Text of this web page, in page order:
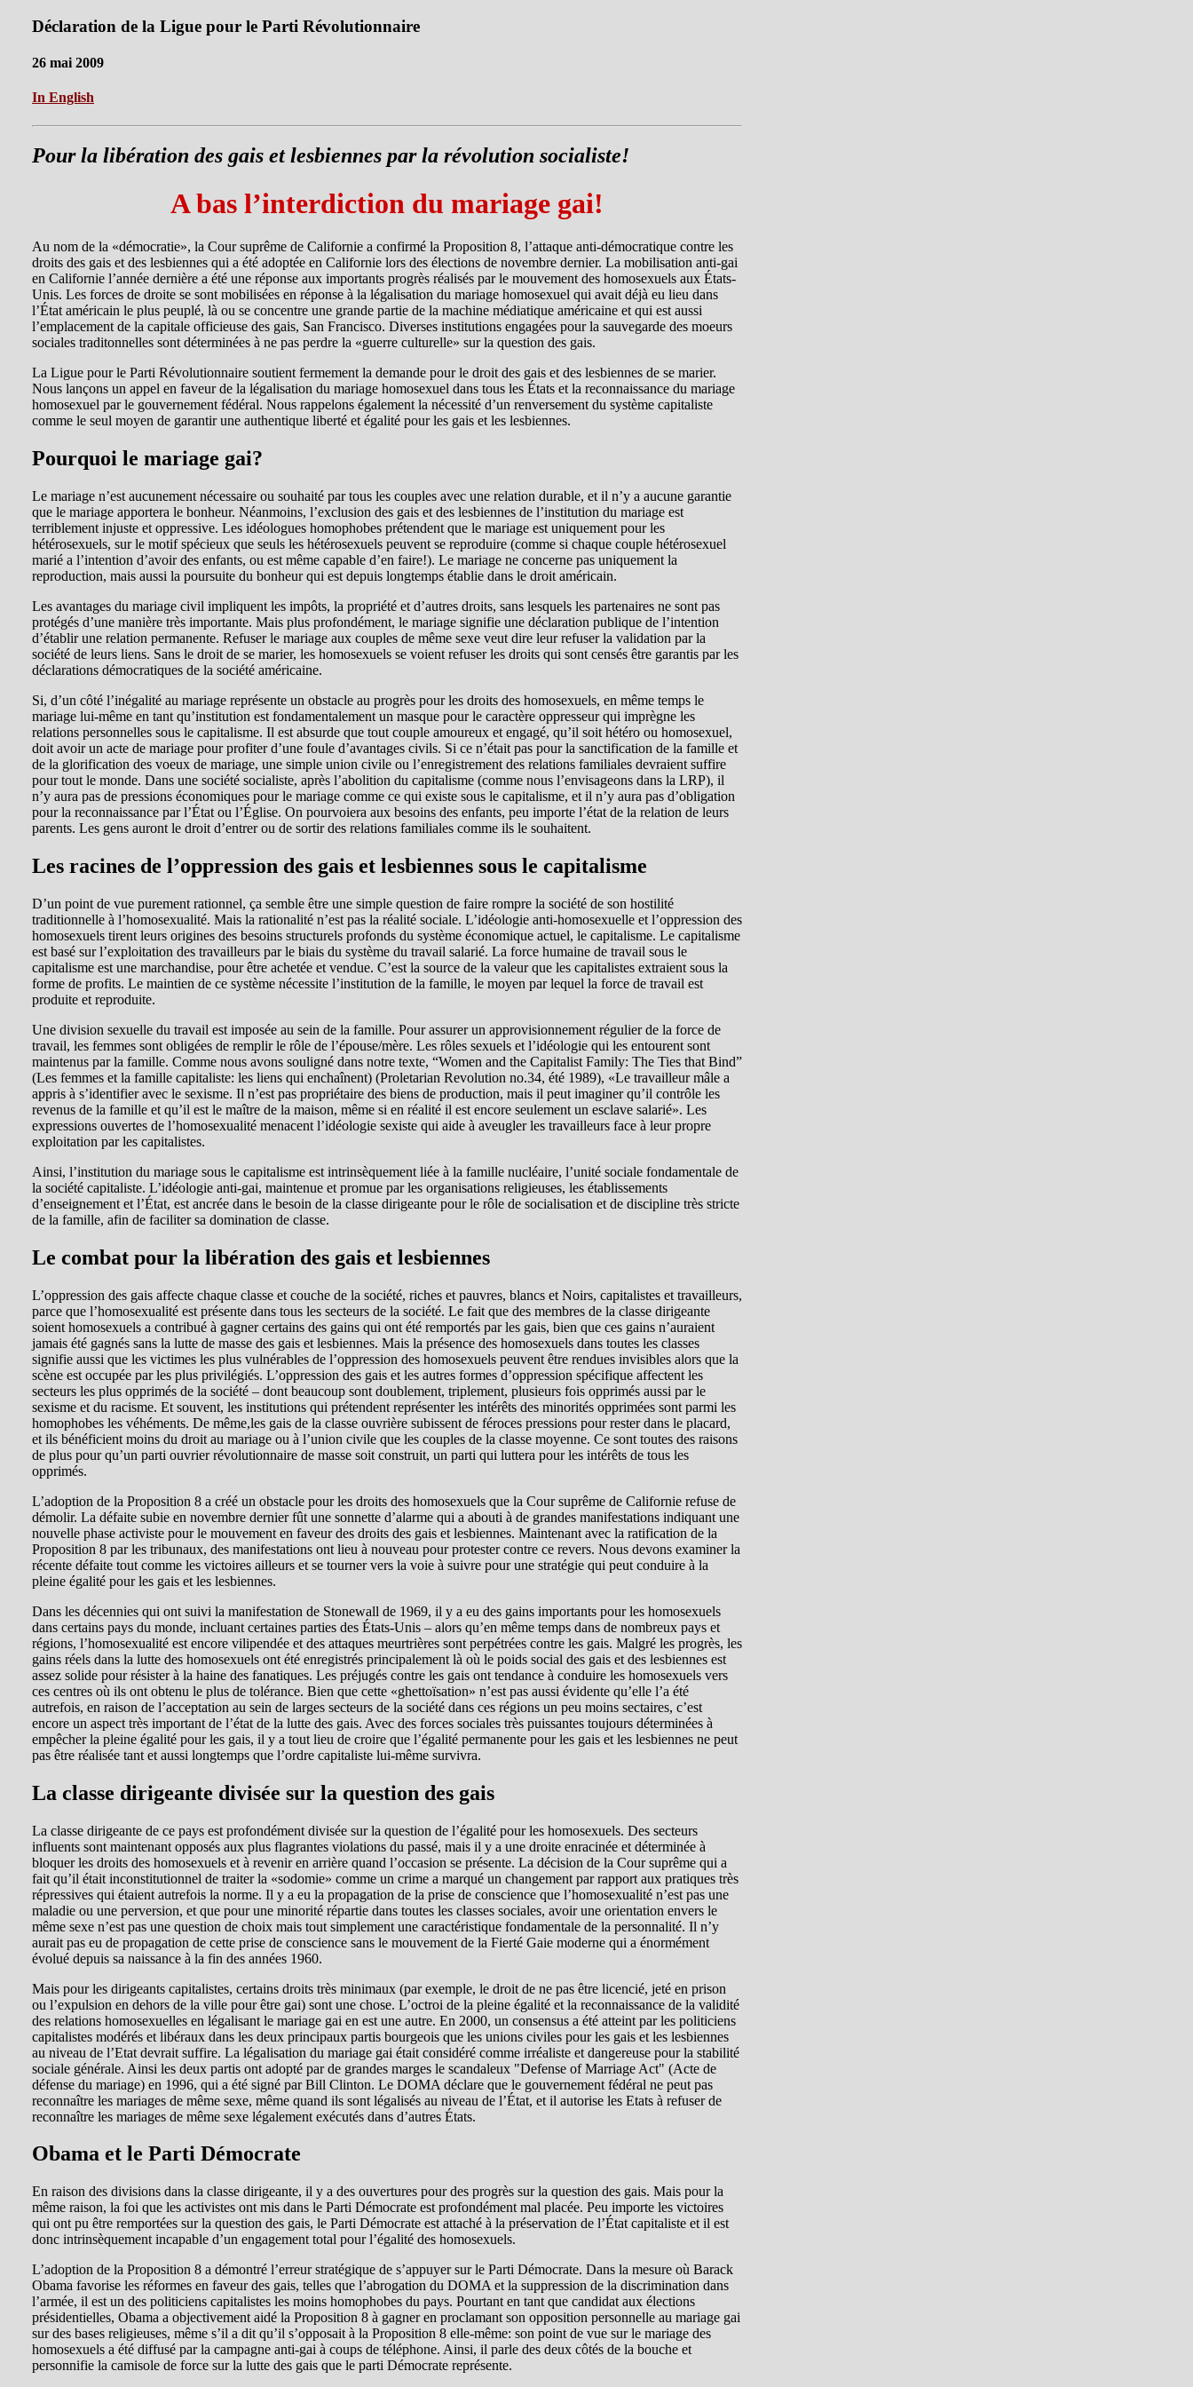
Déclaration de la Ligue pour le Parti Révolutionnaire
26 mai 2009
In English
Pour la libération des gais et lesbiennes par la révolution socialiste!
A bas l’interdiction du mariage gai!
Au nom de la «démocratie», la Cour suprême de Californie a confirmé la Proposition 8, l’attaque anti-démocratique contre les
droits des gais et des lesbiennes qui a été adoptée en Californie lors des élections de novembre dernier. La mobilisation anti-gai
en Californie l’année dernière a été une réponse aux importants progrès réalisés par le mouvement des homosexuels aux États-
Unis. Les forces de droite se sont mobilisées en réponse à la légalisation du mariage homosexuel qui avait déjà eu lieu dans
l’État américain le plus peuplé, là ou se concentre une grande partie de la machine médiatique américaine et qui est aussi
l’emplacement de la capitale officieuse des gais, San Francisco. Diverses institutions engagées pour la sauvegarde des moeurs
sociales traditonnelles sont déterminées à ne pas perdre la «guerre culturelle» sur la question des gais.
La Ligue pour le Parti Révolutionnaire soutient fermement la demande pour le droit des gais et des lesbiennes de se marier.
Nous lançons un appel en faveur de la légalisation du mariage homosexuel dans tous les États et la reconnaissance du mariage
homosexuel par le gouvernement fédéral. Nous rappelons également la nécessité d’un renversement du système capitaliste
comme le seul moyen de garantir une authentique liberté et égalité pour les gais et les lesbiennes.
Pourquoi le mariage gai?
Le mariage n’est aucunement nécessaire ou souhaité par tous les couples avec une relation durable, et il n’y a aucune garantie
que le mariage apportera le bonheur. Néanmoins, l’exclusion des gais et des lesbiennes de l’institution du mariage est
terriblement injuste et oppressive. Les idéologues homophobes prétendent que le mariage est uniquement pour les
hétérosexuels, sur le motif spécieux que seuls les hétérosexuels peuvent se reproduire (comme si chaque couple hétérosexuel
marié a l’intention d’avoir des enfants, ou est même capable d’en faire!). Le mariage ne concerne pas uniquement la
reproduction, mais aussi la poursuite du bonheur qui est depuis longtemps établie dans le droit américain.
Les avantages du mariage civil impliquent les impôts, la propriété et d’autres droits, sans lesquels les partenaires ne sont pas
protégés d’une manière très importante. Mais plus profondément, le mariage signifie une déclaration publique de l’intention
d’établir une relation permanente. Refuser le mariage aux couples de même sexe veut dire leur refuser la validation par la
société de leurs liens. Sans le droit de se marier, les homosexuels se voient refuser les droits qui sont censés être garantis par les
déclarations démocratiques de la société américaine.
Si, d’un côté l’inégalité au mariage représente un obstacle au progrès pour les droits des homosexuels, en même temps le
mariage lui-même en tant qu’institution est fondamentalement un masque pour le caractère oppresseur qui imprègne les
relations personnelles sous le capitalisme. Il est absurde que tout couple amoureux et engagé, qu’il soit hétéro ou homosexuel,
doit avoir un acte de mariage pour profiter d’une foule d’avantages civils. Si ce n’était pas pour la sanctification de la famille et
de la glorification des voeux de mariage, une simple union civile ou l’enregistrement des relations familiales devraient suffire
pour tout le monde. Dans une société socialiste, après l’abolition du capitalisme (comme nous l’envisageons dans la LRP), il
n’y aura pas de pressions économiques pour le mariage comme ce qui existe sous le capitalisme, et il n’y aura pas d’obligation
pour la reconnaissance par l’État ou l’Église. On pourvoiera aux besoins des enfants, peu importe l’état de la relation de leurs
parents. Les gens auront le droit d’entrer ou de sortir des relations familiales comme ils le souhaitent.
Les racines de l’oppression des gais et lesbiennes sous le capitalisme
D’un point de vue purement rationnel, ça semble être une simple question de faire rompre la société de son hostilité
traditionnelle à l’homosexualité. Mais la rationalité n’est pas la réalité sociale. L’idéologie anti-homosexuelle et l’oppression des
homosexuels tirent leurs origines des besoins structurels profonds du système économique actuel, le capitalisme. Le capitalisme
est basé sur l’exploitation des travailleurs par le biais du système du travail salarié. La force humaine de travail sous le
capitalisme est une marchandise, pour être achetée et vendue. C’est la source de la valeur que les capitalistes extraient sous la
forme de profits. Le maintien de ce système nécessite l’institution de la famille, le moyen par lequel la force de travail est
produite et reproduite.
Une division sexuelle du travail est imposée au sein de la famille. Pour assurer un approvisionnement régulier de la force de
travail, les femmes sont obligées de remplir le rôle de l’épouse/mère. Les rôles sexuels et l’idéologie qui les entourent sont
maintenus par la famille. Comme nous avons souligné dans notre texte, “Women and the Capitalist Family: The Ties that Bind”
(Les femmes et la famille capitaliste: les liens qui enchaînent) (Proletarian Revolution no.34, été 1989), «Le travailleur mâle a
appris à s’identifier avec le sexisme. Il n’est pas propriétaire des biens de production, mais il peut imaginer qu’il contrôle les
revenus de la famille et qu’il est le maître de la maison, même si en réalité il est encore seulement un esclave salarié». Les
expressions ouvertes de l’homosexualité menacent l’idéologie sexiste qui aide à aveugler les travailleurs face à leur propre
exploitation par les capitalistes.
Ainsi, l’institution du mariage sous le capitalisme est intrinsèquement liée à la famille nucléaire, l’unité sociale fondamentale de
la société capitaliste. L’idéologie anti-gai, maintenue et promue par les organisations religieuses, les établissements
d’enseignement et l’État, est ancrée dans le besoin de la classe dirigeante pour le rôle de socialisation et de discipline très stricte
de la famille, afin de faciliter sa domination de classe.
Le combat pour la libération des gais et lesbiennes
L’oppression des gais affecte chaque classe et couche de la société, riches et pauvres, blancs et Noirs, capitalistes et travailleurs,
parce que l’homosexualité est présente dans tous les secteurs de la société. Le fait que des membres de la classe dirigeante
soient homosexuels a contribué à gagner certains des gains qui ont été remportés par les gais, bien que ces gains n’auraient
jamais été gagnés sans la lutte de masse des gais et lesbiennes. Mais la présence des homosexuels dans toutes les classes
signifie aussi que les victimes les plus vulnérables de l’oppression des homosexuels peuvent être rendues invisibles alors que la
scène est occupée par les plus privilégiés. L’oppression des gais et les autres formes d’oppression spécifique affectent les
secteurs les plus opprimés de la société – dont beaucoup sont doublement, triplement, plusieurs fois opprimés aussi par le
sexisme et du racisme. Et souvent, les institutions qui prétendent représenter les intérêts des minorités opprimées sont parmi les
homophobes les véhéments. De même,les gais de la classe ouvrière subissent de féroces pressions pour rester dans le placard,
et ils bénéficient moins du droit au mariage ou à l’union civile que les couples de la classe moyenne. Ce sont toutes des raisons
de plus pour qu’un parti ouvrier révolutionnaire de masse soit construit, un parti qui luttera pour les intérêts de tous les
opprimés.
L’adoption de la Proposition 8 a créé un obstacle pour les droits des homosexuels que la Cour suprême de Californie refuse de
démolir. La défaite subie en novembre dernier fût une sonnette d’alarme qui a abouti à de grandes manifestations indiquant une
nouvelle phase activiste pour le mouvement en faveur des droits des gais et lesbiennes. Maintenant avec la ratification de la
Proposition 8 par les tribunaux, des manifestations ont lieu à nouveau pour protester contre ce revers. Nous devons examiner la
récente défaite tout comme les victoires ailleurs et se tourner vers la voie à suivre pour une stratégie qui peut conduire à la
pleine égalité pour les gais et les lesbiennes.
Dans les décennies qui ont suivi la manifestation de Stonewall de 1969, il y a eu des gains importants pour les homosexuels
dans certains pays du monde, incluant certaines parties des États-Unis – alors qu’en même temps dans de nombreux pays et
régions, l’homosexualité est encore vilipendée et des attaques meurtrières sont perpétrées contre les gais. Malgré les progrès, les
gains réels dans la lutte des homosexuels ont été enregistrés principalement là où le poids social des gais et des lesbiennes est
assez solide pour résister à la haine des fanatiques. Les préjugés contre les gais ont tendance à conduire les homosexuels vers
ces centres où ils ont obtenu le plus de tolérance. Bien que cette «ghettoïsation» n’est pas aussi évidente qu’elle l’a été
autrefois, en raison de l’acceptation au sein de larges secteurs de la société dans ces régions un peu moins sectaires, c’est
encore un aspect très important de l’état de la lutte des gais. Avec des forces sociales très puissantes toujours déterminées à
empêcher la pleine égalité pour les gais, il y a tout lieu de croire que l’égalité permanente pour les gais et les lesbiennes ne peut
pas être réalisée tant et aussi longtemps que l’ordre capitaliste lui-même survivra.
La classe dirigeante divisée sur la question des gais
La classe dirigeante de ce pays est profondément divisée sur la question de l’égalité pour les homosexuels. Des secteurs
influents sont maintenant opposés aux plus flagrantes violations du passé, mais il y a une droite enracinée et déterminée à
bloquer les droits des homosexuels et à revenir en arrière quand l’occasion se présente. La décision de la Cour suprême qui a
fait qu’il était inconstitutionnel de traiter la «sodomie» comme un crime a marqué un changement par rapport aux pratiques très
répressives qui étaient autrefois la norme. Il y a eu la propagation de la prise de conscience que l’homosexualité n’est pas une
maladie ou une perversion, et que pour une minorité répartie dans toutes les classes sociales, avoir une orientation envers le
même sexe n’est pas une question de choix mais tout simplement une caractéristique fondamentale de la personnalité. Il n’y
aurait pas eu de propagation de cette prise de conscience sans le mouvement de la Fierté Gaie moderne qui a énormément
évolué depuis sa naissance à la fin des années 1960.
Mais pour les dirigeants capitalistes, certains droits très minimaux (par exemple, le droit de ne pas être licencié, jeté en prison
ou l’expulsion en dehors de la ville pour être gai) sont une chose. L’octroi de la pleine égalité et la reconnaissance de la validité
des relations homosexuelles en légalisant le mariage gai en est une autre. En 2000, un consensus a été atteint par les politiciens
capitalistes modérés et libéraux dans les deux principaux partis bourgeois que les unions civiles pour les gais et les lesbiennes
au niveau de l’Etat devrait suffire. La légalisation du mariage gai était considéré comme irréaliste et dangereuse pour la stabilité
sociale générale. Ainsi les deux partis ont adopté par de grandes marges le scandaleux "Defense of Marriage Act" (Acte de
défense du mariage) en 1996, qui a été signé par Bill Clinton. Le DOMA déclare que le gouvernement fédéral ne peut pas
reconnaître les mariages de même sexe, même quand ils sont légalisés au niveau de l’État, et il autorise les Etats à refuser de
reconnaître les mariages de même sexe légalement exécutés dans d’autres États.
Obama et le Parti Démocrate
En raison des divisions dans la classe dirigeante, il y a des ouvertures pour des progrès sur la question des gais. Mais pour la
même raison, la foi que les activistes ont mis dans le Parti Démocrate est profondément mal placée. Peu importe les victoires
qui ont pu être remportées sur la question des gais, le Parti Démocrate est attaché à la préservation de l’État capitaliste et il est
donc intrinsèquement incapable d’un engagement total pour l’égalité des homosexuels.
L’adoption de la Proposition 8 a démontré l’erreur stratégique de s’appuyer sur le Parti Démocrate. Dans la mesure où Barack
Obama favorise les réformes en faveur des gais, telles que l’abrogation du DOMA et la suppression de la discrimination dans
l’armée, il est un des politiciens capitalistes les moins homophobes du pays. Pourtant en tant que candidat aux élections
présidentielles, Obama a objectivement aidé la Proposition 8 à gagner en proclamant son opposition personnelle au mariage gai
sur des bases religieuses, même s’il a dit qu’il s’opposait à la Proposition 8 elle-même: son point de vue sur le mariage des
homosexuels a été diffusé par la campagne anti-gai à coups de téléphone. Ainsi, il parle des deux côtés de la bouche et
personnifie la camisole de force sur la lutte des gais que le parti Démocrate représente.